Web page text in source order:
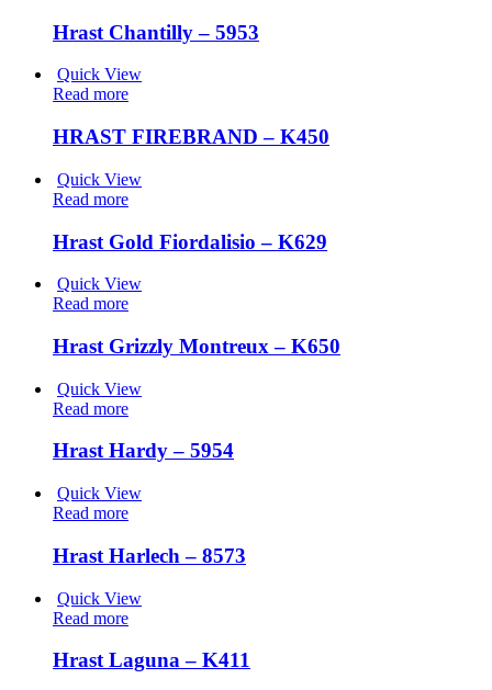
Hrast Chantilly – 5953
Quick View
Read more
HRAST FIREBRAND – K450
Quick View
Read more
Hrast Gold Fiordalisio – K629
Quick View
Read more
Hrast Grizzly Montreux – K650
Quick View
Read more
Hrast Hardy – 5954
Quick View
Read more
Hrast Harlech – 8573
Quick View
Read more
Hrast Laguna – K411